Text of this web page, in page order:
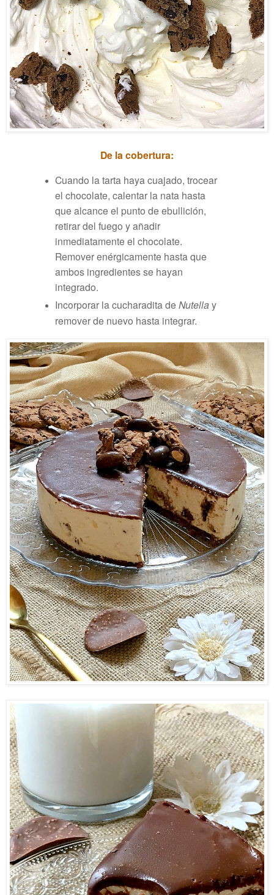
De la cobertura:
Cuando la tarta haya cuajado, trocear
el chocolate, calentar la nata hasta
que alcance el punto de ebullición,
retirar del fuego y añadir
inmediatamente el chocolate.
Remover enérgicamente hasta que
ambos ingredientes se hayan
integrado.
Incorporar la cucharadita de Nutella y
remover de nuevo hasta integrar.